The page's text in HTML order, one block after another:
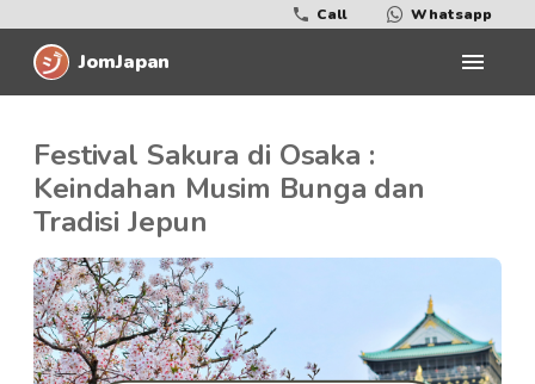
Call Whatsapp
JomJapan
Festival Sakura di Osaka :
Keindahan Musim Bunga dan
Tradisi Jepun